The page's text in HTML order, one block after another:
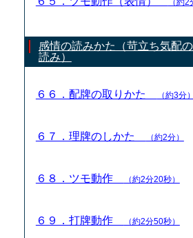
感情の読みかた（苛立ち気配
読み）
６６．配牌の取りかた （約3分）
６７．理牌のしかた （約2分）
６８．ツモ動作 （約2分20秒）
６９．打牌動作 （約2分50秒）